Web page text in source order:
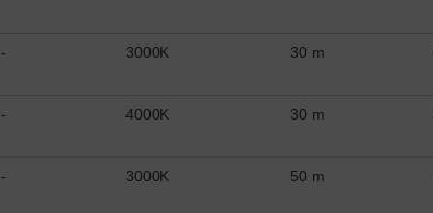
- 3000K 30 m
- 4000K 30 m
- 3000K 50 m